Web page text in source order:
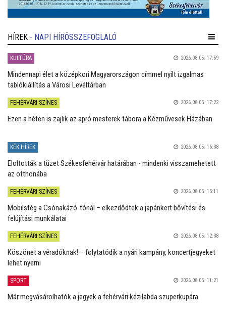
HÍREK - NAPI HÍRÖSSZEFOGLALÓ
KULTÚRA 2026.08.05. 17:59
Mindennapi élet a középkori Magyarországon címmel nyílt izgalmas
tablókiállítás a Városi Levéltárban
FEHÉRVÁRI SZÍNES 2026.08.05. 17:22
Ezen a héten is zajlik az apró mesterek tábora a Kézművesek Házában
KÉK HÍREK 2026.08.05. 16:38
Eloltották a tüzet Székesfehérvár határában - mindenki visszamehetett
az otthonába
FEHÉRVÁRI SZÍNES 2026.08.05. 15:11
Mobilstég a Csónakázó-tónál – elkezdődtek a japánkert bővítési és
felújítási munkálatai
FEHÉRVÁRI SZÍNES 2026.08.05. 12:38
Köszönet a véradóknak! – folytatódik a nyári kampány, koncertjegyeket
lehet nyerni
SPORT 2026.08.05. 11:21
Már megvásárolhatók a jegyek a fehérvári kézilabda szuperkupára